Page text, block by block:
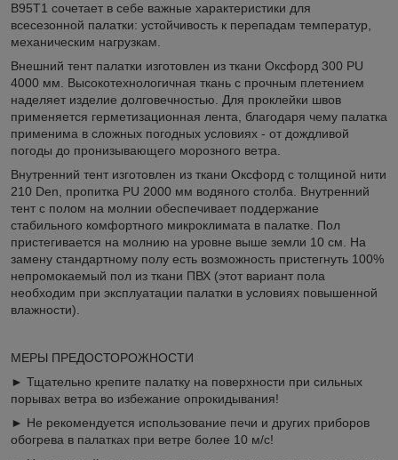
В95Т1 сочетает в себе важные характеристики для
всесезонной палатки: устойчивость к перепадам температур,
механическим нагрузкам.
Внешний тент палатки изготовлен из ткани Оксфорд 300 PU
4000 мм. Высокотехнологичная ткань с прочным плетением
наделяет изделие долговечностью. Для проклейки швов
применяется герметизационная лента, благодаря чему палатка
применима в сложных погодных условиях - от дождливой
погоды до пронизывающего морозного ветра.
Внутренний тент изготовлен из ткани Оксфорд с толщиной нити
210 Den, пропитка PU 2000 мм водяного столба. Внутренний
тент с полом на молнии обеспечивает поддержание
стабильного комфортного микроклимата в палатке. Пол
пристегивается на молнию на уровне выше земли 10 см. На
замену стандартному полу есть возможность пристегнуть 100%
непромокаемый пол из ткани ПВХ (этот вариант пола
необходим при эксплуатации палатки в условиях повышенной
влажности).
МЕРЫ ПРЕДОСТОРОЖНОСТИ
► Тщательно крепите палатку на поверхности при сильных
порывах ветра во избежание опрокидывания!
► Не рекомендуется использование печи и других приборов
обогрева в палатках при ветре более 10 м/с!